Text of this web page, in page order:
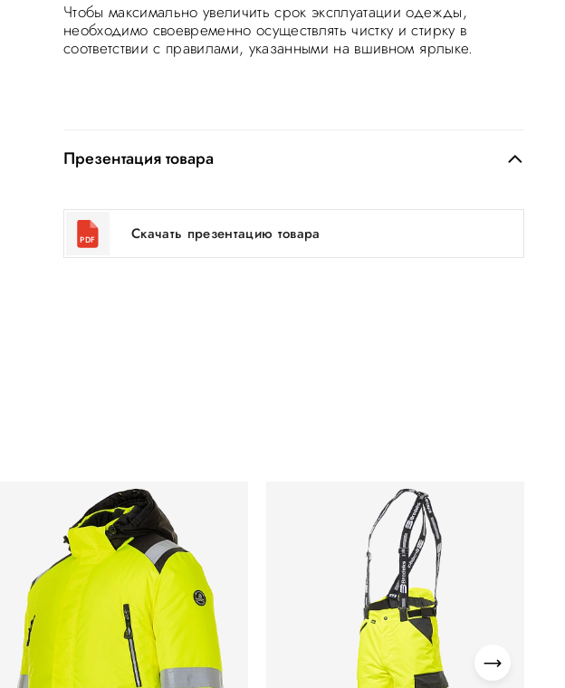
Чтобы максимально увеличить срок эксплуатации одежды,
необходимо своевременно осуществлять чистку и стирку в
соответствии с правилами, указанными на вшивном ярлыке.
Презентация товара
PDF Скачать презентацию товара